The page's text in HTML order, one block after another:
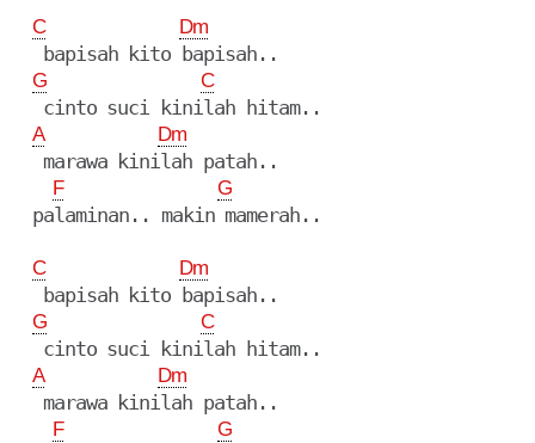
C Dm
   bapisah kito bapisah..
G C
   cinto suci kinilah hitam..
A Dm
   marawa kinilah patah..
F G
  palaminan.. makin mamerah..
C Dm
   bapisah kito bapisah..
G C
   cinto suci kinilah hitam..
A Dm
   marawa kinilah patah..
F G